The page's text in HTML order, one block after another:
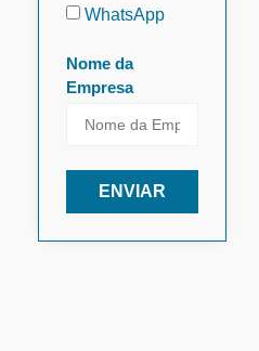
WhatsApp
Nome da
Empresa
ENVIAR